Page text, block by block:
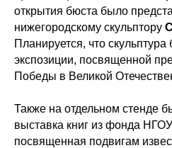
открытия бюста было
нижегородскому скульптору
Планируется, что
экспозиции, посвященной
Победы в Великой
Также на отдельном стенде
выставка книг из фонда
посвященная подвигам